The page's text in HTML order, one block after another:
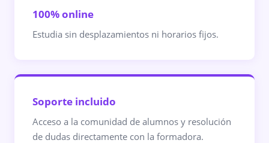
100% online
Estudia sin desplazamientos ni horarios fijos.
Soporte incluido
Acceso a la comunidad de alumnos y resolución
de dudas directamente con la formadora.